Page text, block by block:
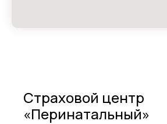
Страховой центр
«Перинатальный»